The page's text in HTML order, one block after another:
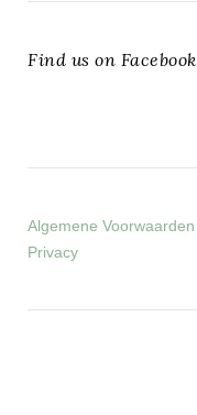
Find us on Facebook
Algemene Voorwaarden
Privacy